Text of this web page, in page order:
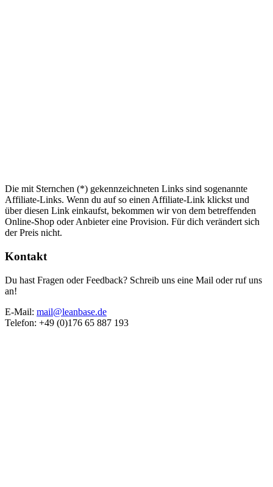
Die mit Sternchen (*) gekennzeichneten Links sind sogenannte
Affiliate-Links. Wenn du auf so einen Affiliate-Link klickst und
über diesen Link einkaufst, bekommen wir von dem betreffenden
Online-Shop oder Anbieter eine Provision. Für dich verändert sich
der Preis nicht.
Kontakt
Du hast Fragen oder Feedback? Schreib uns eine Mail oder ruf uns
an!
E-Mail: mail@leanbase.de
Telefon: +49 (0)176 65 887 193